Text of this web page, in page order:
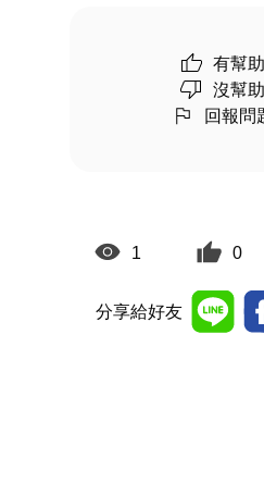
有幫助
沒幫助
回報問
1 0
分享給好友